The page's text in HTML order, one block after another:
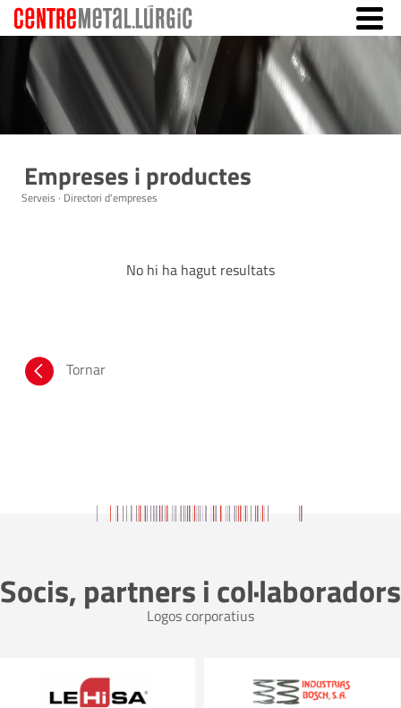
Empreses i productes
Serveis · Directori d'empreses
No hi ha hagut resultats
Tornar
Socis, partners i col·laboradors
Logos corporatius